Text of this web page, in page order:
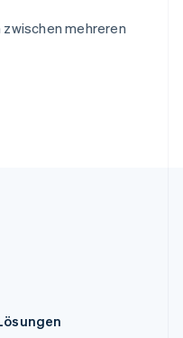
zwischen mehreren